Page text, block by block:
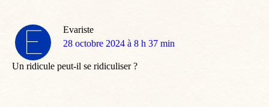
Evariste
dit
28 octobre 2024 à 8 h 37 min
Un ridicule peut-il se ridiculiser ?